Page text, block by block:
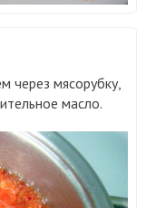
через мясорубку,
масло.